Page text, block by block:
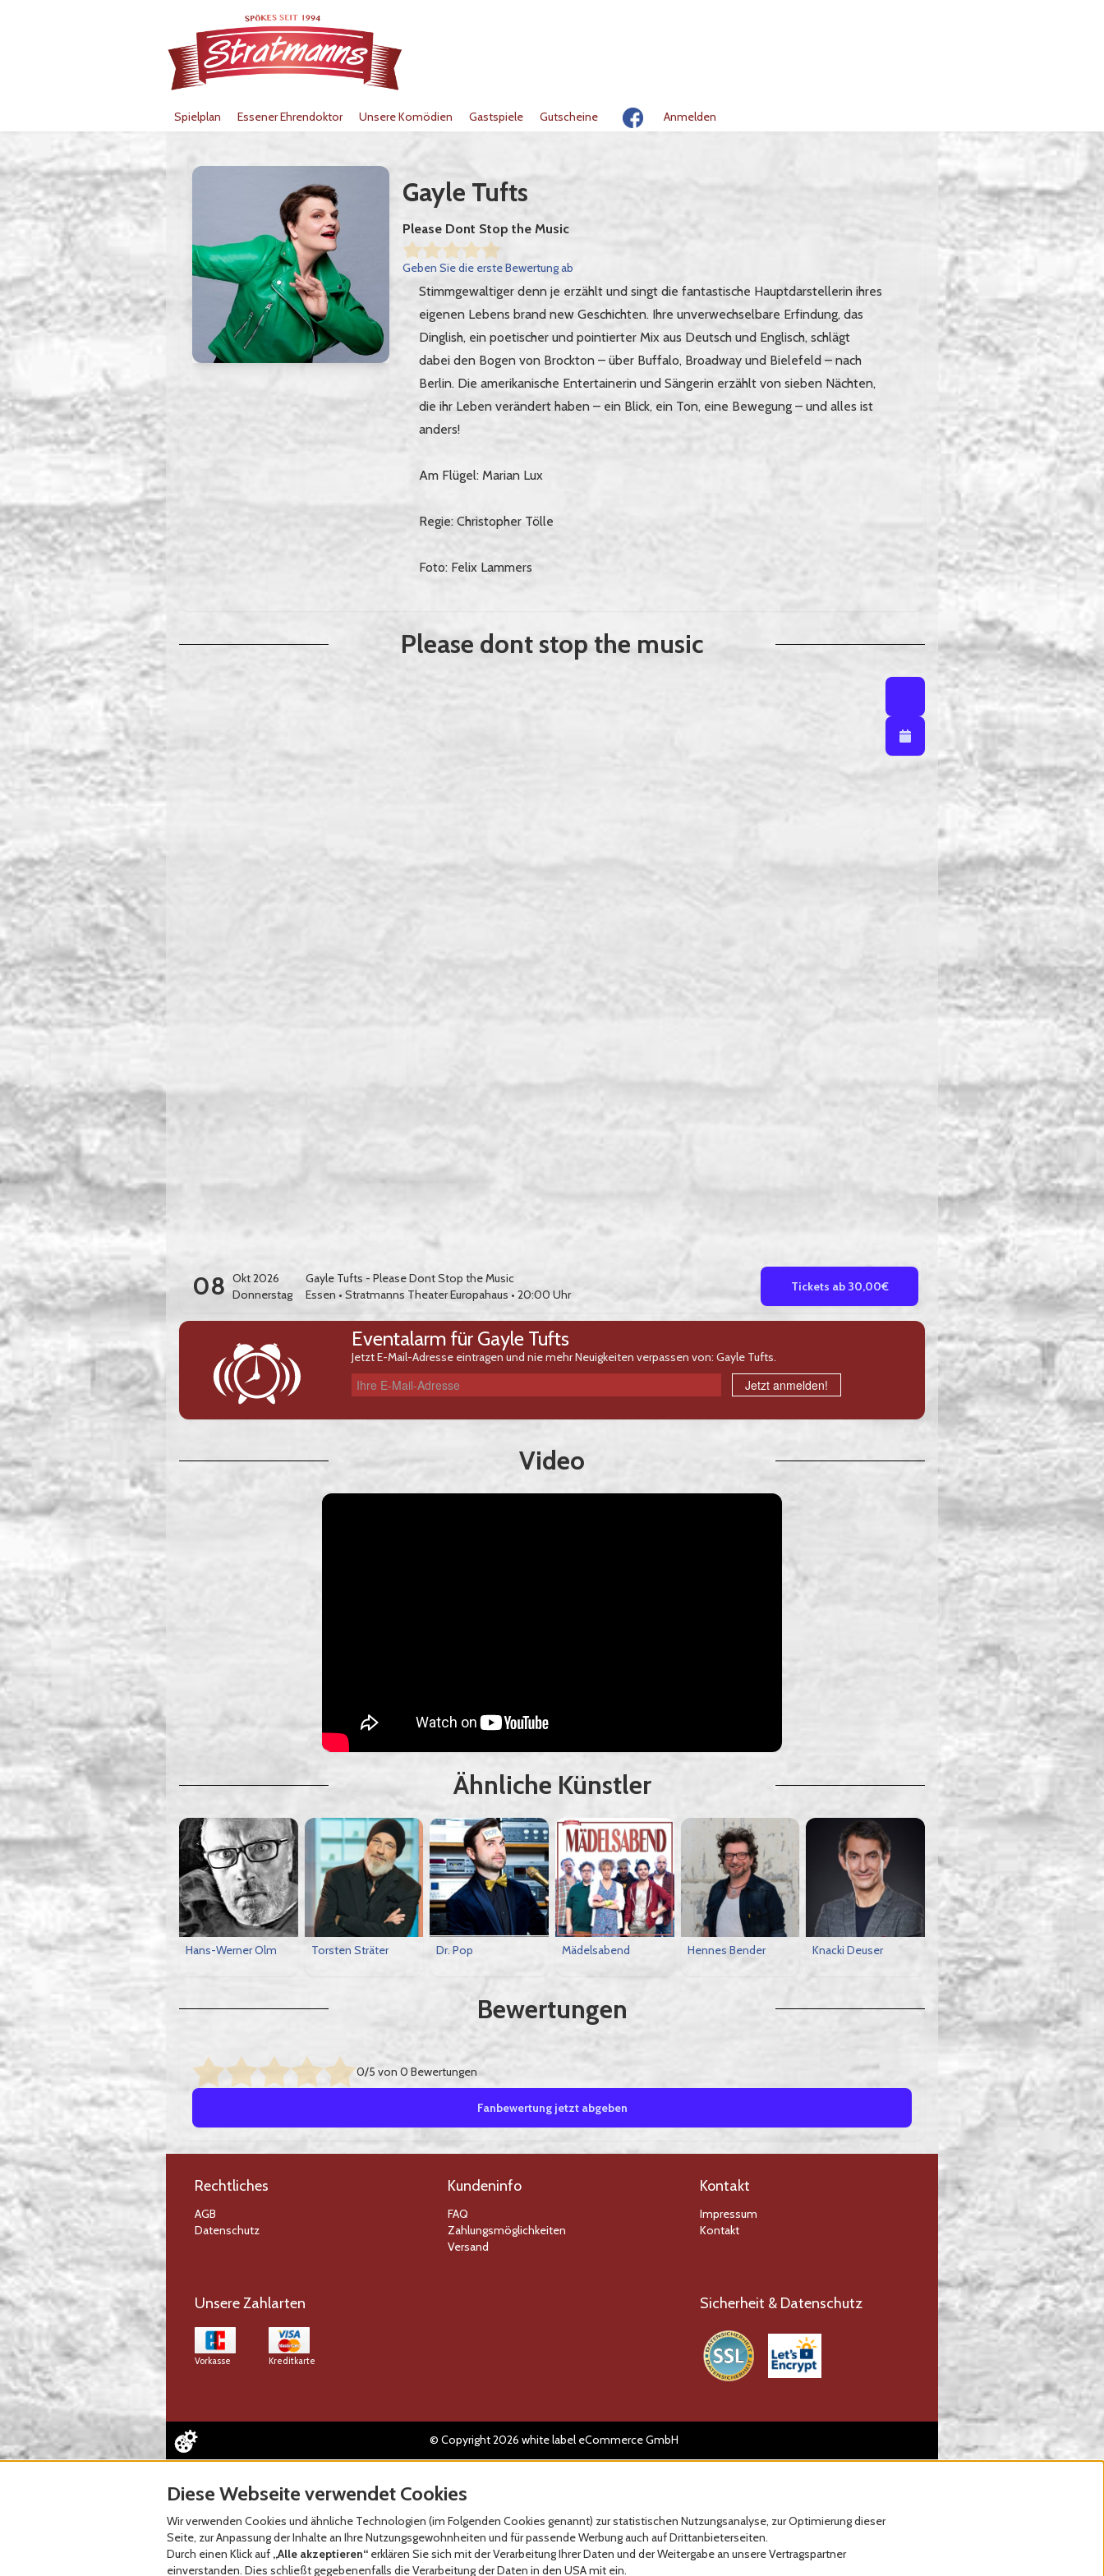
Spielplan Essener Ehrendoktor Unsere Komödien Gastspiele Gutscheine Anmelden
Gayle Tufts
Please Dont Stop the Music
Geben Sie die erste Bewertung ab
Stimmgewaltiger denn je erzählt und singt die fantastische Hauptdarstellerin ihres
eigenen Lebens brand new Geschichten. Ihre unverwechselbare Erfindung, das
Dinglish, ein poetischer und pointierter Mix aus Deutsch und Englisch, schlägt
dabei den Bogen von Brockton – über Buffalo, Broadway und Bielefeld – nach
Berlin. Die amerikanische Entertainerin und Sängerin erzählt von sieben Nächten,
die ihr Leben verändert haben – ein Blick, ein Ton, eine Bewegung – und alles ist
anders!
Am Flügel: Marian Lux
Regie: Christopher Tölle
Foto: Felix Lammers
Please dont stop the music
Listenansicht /
Listenansicht
Kalenderansicht
08 Okt 2026
Donnerstag
Gayle Tufts - Please Dont Stop the Music
Essen •Stratmanns Theater Europahaus • 20:00 Uhr
Tickets ab 30,00€
Eventalarm für Gayle Tufts
Jetzt E-Mail-Adresse eintragen und nie mehr Neuigkeiten verpassen von: Gayle Tufts.
Ihre E-Mail-Adresse
Jetzt anmelden!
Video
Ähnliche Künstler
Hans-Werner Olm Torsten Sträter Dr. Pop Mädelsabend Hennes Bender Knacki Deuser
Bewertungen
0/5 von 0 Bewertungen
Fanbewertung jetzt abgeben
Rechtliches
AGB
Datenschutz
Kundeninfo
FAQ
Zahlungsmöglichkeiten
Versand
Kontakt
Impressum
Kontakt
Unsere Zahlarten
Vorkasse Kreditkarte
Sicherheit & Datenschutz
© Copyright 2026 white label eCommerce GmbH
Diese Webseite verwendet Cookies
Wir verwenden Cookies und ähnliche Technologien (im Folgenden Cookies genannt) zur statistischen Nutzungsanalyse, zur Optimierung dieser
Seite, zur Anpassung der Inhalte an Ihre Nutzungsgewohnheiten und für passende Werbung auch auf Drittanbieterseiten.
Durch einen Klick auf „Alle akzeptieren“ erklären Sie sich mit der Verarbeitung Ihrer Daten und der Weitergabe an unsere Vertragspartner
einverstanden. Dies schließt gegebenenfalls die Verarbeitung der Daten in den USA mit ein.